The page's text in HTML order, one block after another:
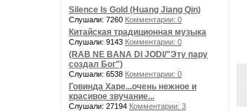
Silence Is Gold (Huang Jiang Qin)
Слушали: 7260 Комментарии: 0
Китайская традиционная музыка
Слушали: 9143 Комментарии: 0
(RAB NE BANA DI JODI/"Эту пару
создал Бог")
Слушали: 6538 Комментарии: 0
Говинда Харе...очень нежное и
красивое звучание...
Слушали: 27194 Комментарии: 3